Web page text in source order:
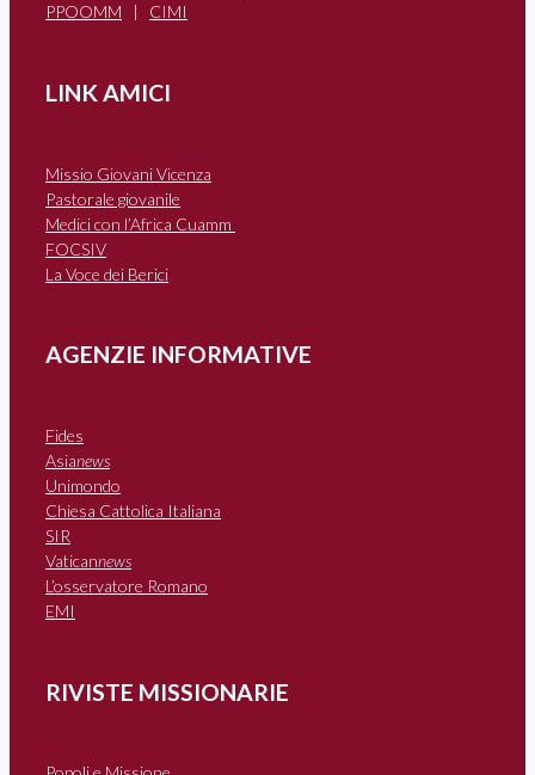
PPOOMM | CIMI
LINK AMICI
Missio Giovani Vicenza
Pastorale giovanile
Medici con l’Africa Cuamm
FOCSIV
La Voce dei Berici
AGENZIE INFORMATIVE
Fides
Asianews
Unimondo
Chiesa Cattolica Italiana
SIR
Vaticannews
L’osservatore Romano
EMI
RIVISTE MISSIONARIE